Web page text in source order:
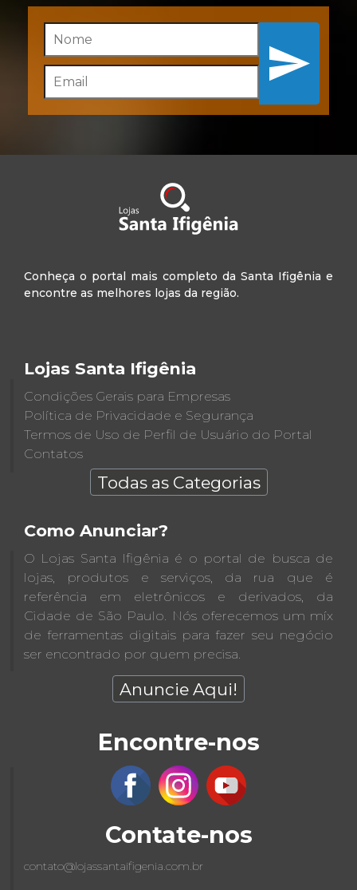
Inscreva-se
Conheça o portal mais completo da Santa Ifigênia e
encontre as melhores lojas da região.
Lojas Santa Ifigênia
Condições Gerais para Empresas
Política de Privacidade e Segurança
Termos de Uso de Perfil de Usuário do Portal
Contatos
Todas as Categorias
Como Anunciar?
O Lojas Santa Ifigênia é o portal de busca de
lojas, produtos e serviços, da rua que é
referência em eletrônicos e derivados, da
Cidade de São Paulo. Nós oferecemos um míx
de ferramentas digitais para fazer seu negócio
ser encontrado por quem precisa.
Anuncie Aqui!
Encontre-nos
Contate-nos
contato@lojassantaifigenia.com.br